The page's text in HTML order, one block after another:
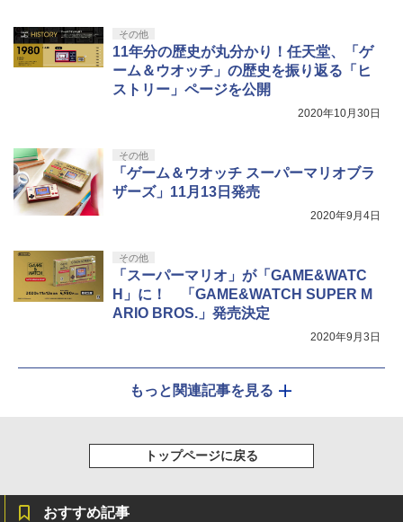
その他
11年分の歴史が丸分かり！任天堂、「ゲ
ーム＆ウオッチ」の歴史を振り返る「ヒ
ストリー」ページを公開
2020年10月30日
その他
「ゲーム＆ウオッチ スーパーマリオブラ
ザーズ」11月13日発売
2020年9月4日
その他
「スーパーマリオ」が「GAME&WATC
H」に！ 「GAME&WATCH SUPER M
ARIO BROS.」発売決定
2020年9月3日
もっと関連記事を見る
トップページに戻る
おすすめ記事